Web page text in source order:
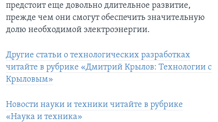
предстоит еще довольно длительное развитие,
прежде чем они смогут обеспечить значительную
долю необходимой электроэнергии.
Другие статьи о технологических разработках
читайте в рубрике «Дмитрий Крылов: Технологии с
Крыловым»
Новости науки и техники читайте в рубрике
«Наука и техника»